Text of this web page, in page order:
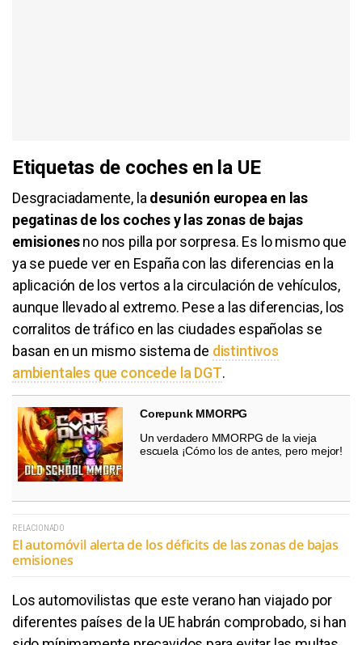
Etiquetas de coches en la UE
Desgraciadamente, la desunión europea en las
pegatinas de los coches y las zonas de bajas
emisionesno nos pilla por sorpresa. Es lo mismo que
ya se puede ver en España con las diferencias en la
aplicación de los vertos a la circulación de vehículos,
aunque llevado al extremo. Pese a las diferencias, los
corralitos de tráfico en las ciudades españolas se
basan en un mismo sistema de distintivos
ambientales que concede la DGT.
Corepunk MMORPG
Un verdadero MMORPG de la vieja
escuela ¡Cómo los de antes, pero mejor!
RELACIONADO
El automóvil alerta de los déficits de las zonas de bajas
emisiones
Los automovilistas que este verano han viajado por
diferentes países de la UE habrán comprobado, si han